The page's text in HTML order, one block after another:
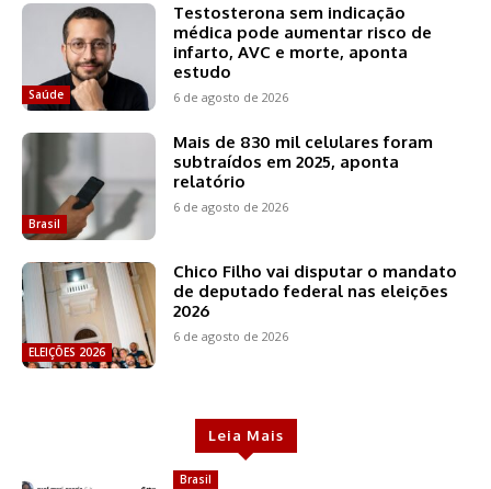
Saúde
Testosterona sem indicação
médica pode aumentar risco de
infarto, AVC e morte, aponta
estudo
6 de agosto de 2026
Brasil
Mais de 830 mil celulares foram
subtraídos em 2025, aponta
relatório
6 de agosto de 2026
ELEIÇÕES 2026
Chico Filho vai disputar o mandato
de deputado federal nas eleições
2026
6 de agosto de 2026
Leia Mais
Brasil